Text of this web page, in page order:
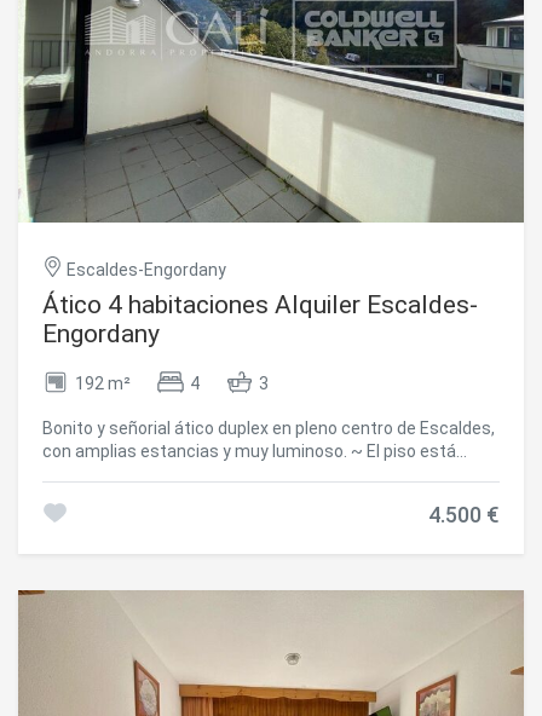
motorizadas.~~Incluyen una plaza de aparcamiento y un
trastero en el miso edificio.~~No se aceptan
mascotas.~~Inmobiliaria Gali a su disposición.
#ref:05192/5210
Escaldes-Engordany
Ático 4 habitaciones Alquiler Escaldes-
Engordany
192 m² 4 3
Bonito y señorial ático duplex en pleno centro de Escaldes,
con amplias estancias y muy luminoso. ~ El piso está
a las diferentes estancias ubicadas en esta planta: Amplia
con la zona de comedor y zona de estar/televisión, bien
sol. En esta planta también se ubica un práctico baño de
cortesía. Desde unas escaleras se accede a la zona de
noche. ~ - ZONA DE NOCHE: En la planta superior se ubican
4.500 €